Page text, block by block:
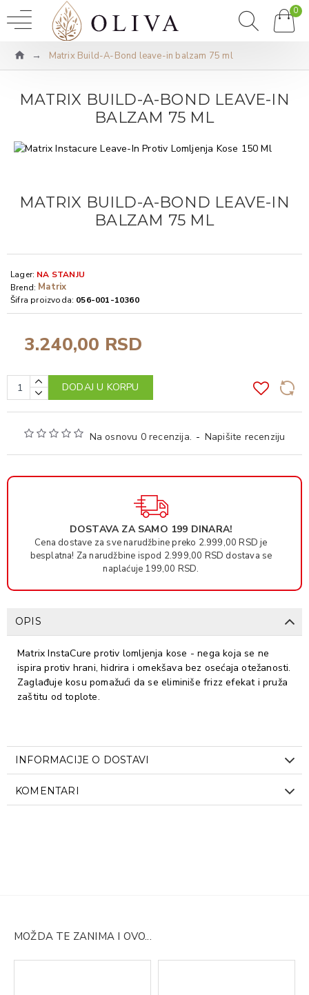
0
Matrix Build-A-Bond leave-in balzam 75 ml
MATRIX BUILD-A-BOND LEAVE-IN
BALZAM 75 ML
MATRIX BUILD-A-BOND LEAVE-IN
BALZAM 75 ML
Na osnovu 0 recenzija. - Napišite recenziju
3.240,00 RSD
Lager: NA STANJU
Brend: Matrix
Šifra proizvoda: 056-001-10360
DODAJ U KORPU
DOSTAVA ZA SAMO 199 DINARA!
Cena dostave za sve narudžbine preko 2.999,00 RSD je
besplatna! Za narudžbine ispod 2.999,00 RSD dostava se
naplaćuje 199,00 RSD.
OPIS
Matrix InstaCure protiv lomljenja kose - nega koja se ne
ispira protiv hrani, hidrira i omekšava bez osećaja otežanosti.
Zaglađuje kosu pomažući da se eliminiše frizz efekat i pruža
zaštitu od toplote.
INFORMACIJE O DOSTAVI
KOMENTARI
MOŽDA TE ZANIMA I OVO...